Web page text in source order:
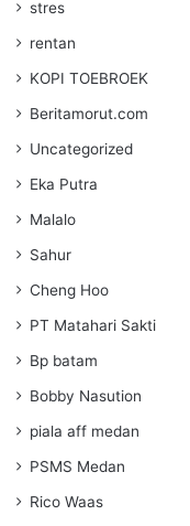
stres
rentan
KOPI TOEBROEK
Beritamorut.com
Uncategorized
Eka Putra
Malalo
Sahur
Cheng Hoo
PT Matahari Sakti
Bp batam
Bobby Nasution
piala aff medan
PSMS Medan
Rico Waas